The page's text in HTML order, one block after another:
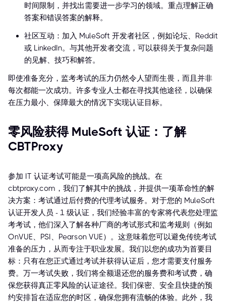
时间限制，并找出需要进一步学习的领域。重点理解正确
答案和错误答案的解释。
社区互动：加入 MuleSoft 开发者社区，例如论坛、Reddit
或 LinkedIn。与其他开发者交流，可以获得关于复杂问题
的见解、技巧和解答。
即使准备充分，监考考试的压力仍然令人望而生畏，而且并非
每次都能一次成功。许多专业人士都在寻找其他途径，以确保
在压力最小、保障最大的情况下实现认证目标。
零风险获得 MuleSoft 认证：了解
CBTProxy
参加 IT 认证考试可能是一项高风险的挑战。在
cbtproxy.com，我们了解其中的挑战，并提供一项革命性的解
决方案：考试通过后付费的代理考试服务。对于您的 MuleSoft
认证开发人员 - 1 级认证，我们经验丰富的专家将代表您处理监
考考试，他们深入了解各种厂商的考试形式和监考规则（例如
OnVUE、PSI、Pearson VUE）。这意味着您可以避免传统考试
准备的压力，从而专注于职业发展。我们以您的成功为首要目
标：只有在您正式通过考试并获得认证后，您才需要支付服务
费。万一考试失败，我们将全额退还您的服务费和考试费，确
保您获得真正零风险的认证途径。我们保密、安全且快捷的预
约安排旨在适应您的时区，确保您拥有流畅的体验。此外，我